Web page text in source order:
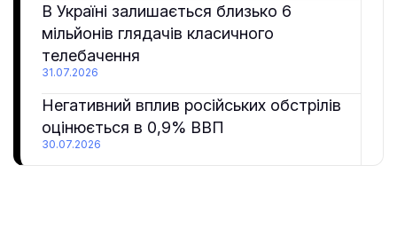
В Україні залишається близько 6
мільйонів глядачів класичного
телебачення
31.07.2026
Негативний вплив російських обстрілів
оцінюється в 0,9% ВВП
30.07.2026